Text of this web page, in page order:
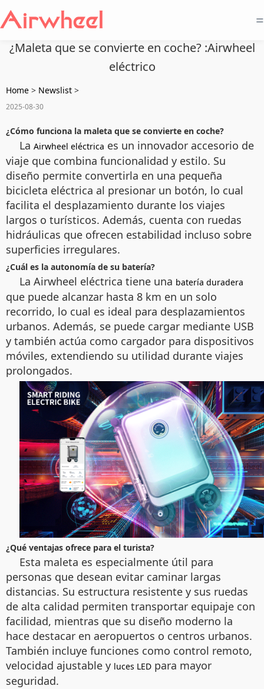
=
¿Maleta que se convierte en coche? :Airwheel
eléctrico
Home > Newslist >
2025-08-30
¿Cómo funciona la maleta que se convierte en coche?
La Airwheel eléctrica es un innovador accesorio de
viaje que combina funcionalidad y estilo. Su
diseño permite convertirla en una pequeña
bicicleta eléctrica al presionar un botón, lo cual
facilita el desplazamiento durante los viajes
largos o turísticos. Además, cuenta con ruedas
hidráulicas que ofrecen estabilidad incluso sobre
superficies irregulares.
¿Cuál es la autonomía de su batería?
La Airwheel eléctrica tiene una batería duradera
que puede alcanzar hasta 8 km en un solo
recorrido, lo cual es ideal para desplazamientos
urbanos. Además, se puede cargar mediante USB
y también actúa como cargador para dispositivos
móviles, extendiendo su utilidad durante viajes
prolongados.
¿Qué ventajas ofrece para el turista?
Esta maleta es especialmente útil para
personas que desean evitar caminar largas
distancias. Su estructura resistente y sus ruedas
de alta calidad permiten transportar equipaje con
facilidad, mientras que su diseño moderno la
hace destacar en aeropuertos o centros urbanos.
También incluye funciones como control remoto,
velocidad ajustable y luces LED para mayor
seguridad.